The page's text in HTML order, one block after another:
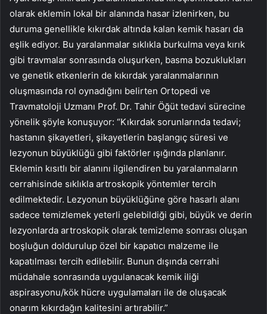
olarak eklemin lokal bir alanında hasar izlenirken, bu
duruma genellikle kıkırdak altında kalan kemik hasarı da
eşlik ediyor. Bu yaralanmalar sıklıkla burkulma veya kırık
gibi travmalar sonrasında oluşurken, basma bozuklukları
ve genetik etkenlerin de kıkırdak yaralanmalarının
oluşmasında rol oynadığını belirten Ortopedi ve
Travmatoloji Uzmanı Prof. Dr. Tahir Öğüt tedavi sürecine
yönelik şöyle konuşuyor: “Kıkırdak sorunlarında tedavi;
hastanın şikayetleri, şikayetlerin başlangıç süresi ve
lezyonun büyüklüğü gibi faktörler ışığında planlanır.
Eklemin kısıtlı bir alanını ilgilendiren bu yaralanmaların
cerrahisinde sıklıkla artroskopik yöntemler tercih
edilmektedir. Lezyonun büyüklüğüne göre hasarlı alanı
sadece temizlemek yeterli gelebildiği gibi, büyük ve derin
lezyonlarda artroskopik olarak temizleme sonrası oluşan
boşluğun doldurulup özel bir kapatıcı malzeme ile
kapatılması tercih edilebilir. Bunun dışında cerrahi
müdahale sonrasında uygulanacak kemik iliği
aspirasyonu/kök hücre uygulamaları ile de oluşacak
onarım kıkırdağın kalitesini artırabilir.”